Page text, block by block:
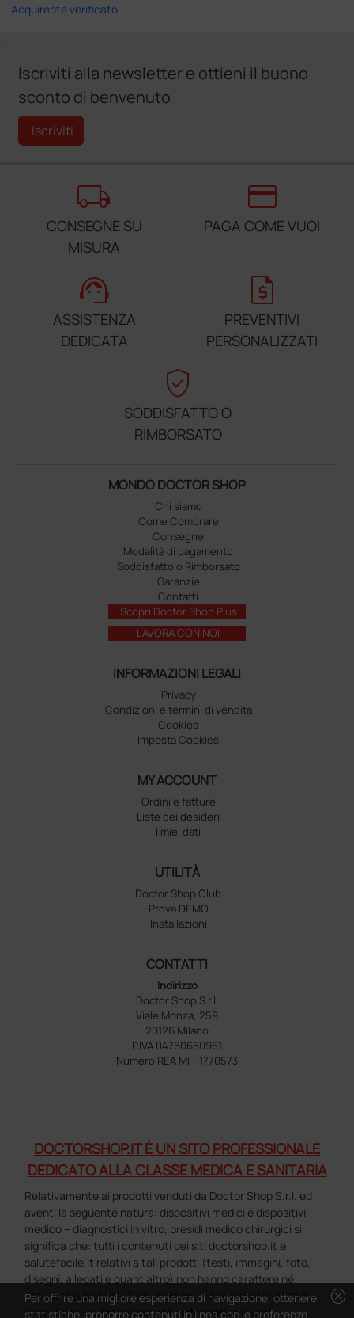
Acquirente verificato
;
Iscriviti alla newsletter e ottieni il buono
sconto di benvenuto
Iscriviti
local_shipping
CONSEGNE SU
MISURA
credit_card
PAGA COME VUOI
support_agent
ASSISTENZA
DEDICATA
request_quote
PREVENTIVI
PERSONALIZZATI
verified_user
SODDISFATTO O
RIMBORSATO
MONDO DOCTOR SHOP
Chi siamo
Come Comprare
Consegne
Modalità di pagamento
Soddisfatto o Rimborsato
Garanzie
Contatti
Scopri Doctor Shop Plus
LAVORA CON NOI
INFORMAZIONI LEGALI
Privacy
Condizioni e termini di vendita
Cookies
Imposta Cookies
MY ACCOUNT
Ordini e fatture
Liste dei desideri
I miei dati
UTILITÀ
Doctor Shop Club
Prova DEMO
Installazioni
CONTATTI
Indirizzo
Doctor Shop S.r.l.
Viale Monza, 259
20126 Milano
P.IVA 04760660961
Numero REA MI - 1770573
DOCTORSHOP.IT È UN SITO PROFESSIONALE
DEDICATO ALLA CLASSE MEDICA E SANITARIA
Relativamente ai prodotti venduti da Doctor Shop S.r.l. ed
aventi la seguente natura: dispositivi medici e dispositivi
medico – diagnostici in vitro, presidi medico chirurgici si
significa che: tutti i contenuti dei siti doctorshop.it e
salutefacile.it relativi a tali prodotti (testi, immagini, foto,
disegni, allegati e quant’altro) non hanno carattere né
natura di pubblicità. Tutti i contenuti devono intendersi e
sono di natura esclusivamente informativa e volti
cancel
Per offrire una migliore esperienza di navigazione, ottenere
statistiche, proporre contenuti in linea con le preferenze